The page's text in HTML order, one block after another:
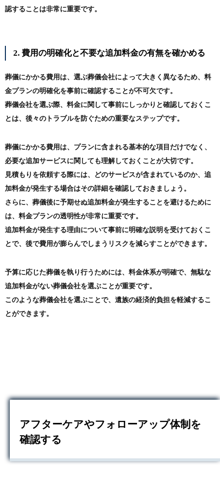
認することは非常に重要です。
2. 費用の明確化と不要な追加料金の有無を確かめる
葬儀にかかる費用は、選ぶ葬儀会社によって大きく異なるため、料
金プランの明確化を事前に確認することが不可欠です。
葬儀会社を選ぶ際、料金に関して事前にしっかりと確認しておくこ
とは、後々のトラブルを防ぐための重要なステップです。
葬儀にかかる費用は、プランに含まれる基本的な項目だけでなく、
必要な追加サービスに関しても理解しておくことが大切です。
見積もりを依頼する際には、どのサービスが含まれているのか、追
加料金が発生する場合はその詳細を確認しておきましょう。
さらに、葬儀後に予期せぬ追加料金が発生することを避けるために
は、料金プランの透明性が非常に重要です。
追加料金が発生する理由について事前に明確な説明を受けておくこ
とで、後で費用が膨らんでしまうリスクを減らすことができます。
予算に応じた葬儀を執り行うためには、料金体系が明確で、無駄な
追加料金がない葬儀会社を選ぶことが重要です。
このような葬儀会社を選ぶことで、遺族の経済的負担を軽減するこ
とができます。
アフターケアやフォローアップ体制を
確認する